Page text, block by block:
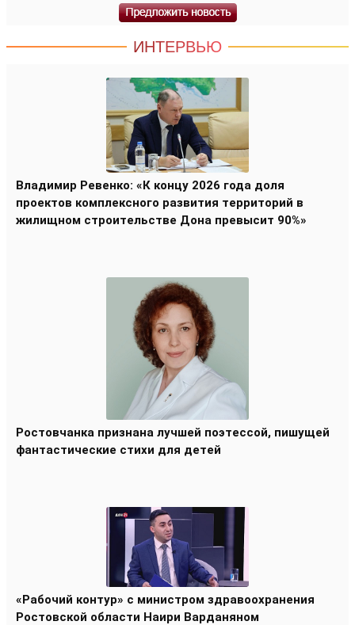
ИНТЕРВЬЮ
Владимир Ревенко: «К концу 2026 года доля
проектов комплексного развития территорий в
жилищном строительстве Дона превысит 90%»
Ростовчанка признана лучшей поэтессой, пишущей
фантастические стихи для детей
«Рабочий контур» с министром здравоохранения
Ростовской области Наири Варданяном